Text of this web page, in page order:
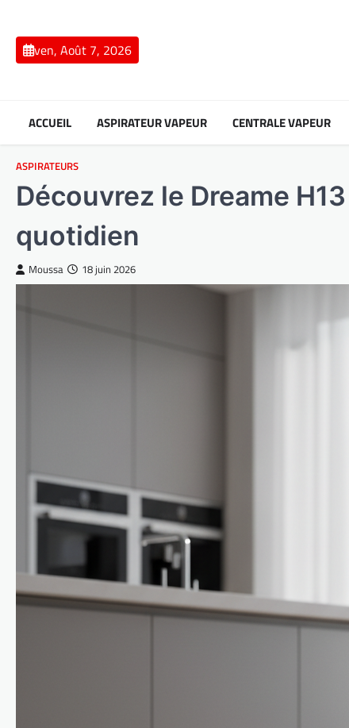
contentven, Août 7, 2026
ACCUEIL ASPIRATEUR VAPEUR CENTRALE VAPEUR
ASPIRATEURS
Découvrez le Dreame
quotidien
Moussa 18 juin 2026